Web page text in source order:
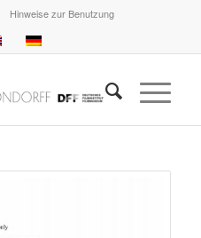
Hinweise zur Benutzung